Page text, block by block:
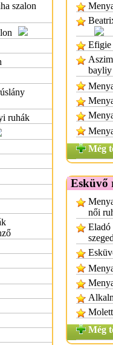
szalon
ruhák
Efigie
bayliy
Még
Esküvő
női
Eladó
Még